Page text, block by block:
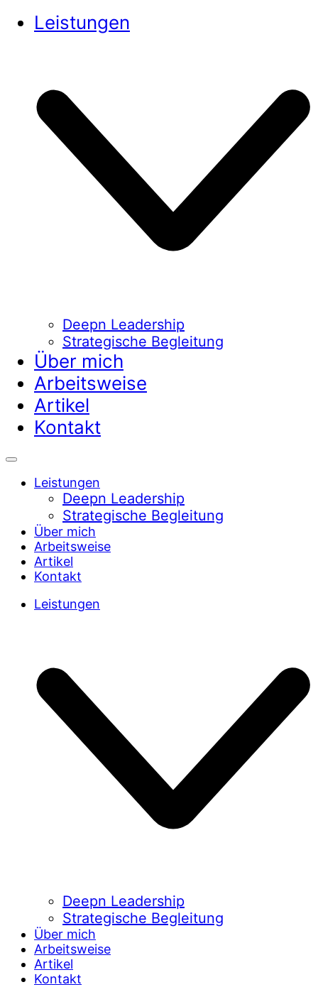
Leistungen
Deepn Leadership
Strategische Begleitung
Über mich
Arbeitsweise
Artikel
Kontakt
Leistungen
Deepn Leadership
Strategische Begleitung
Über mich
Arbeitsweise
Artikel
Kontakt
Leistungen
Deepn Leadership
Strategische Begleitung
Über mich
Arbeitsweise
Artikel
Kontakt